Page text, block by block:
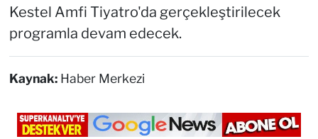
Kestel Amfi Tiyatro'da gerçekleştirilecek
programla devam edecek.
Kaynak: Haber Merkezi